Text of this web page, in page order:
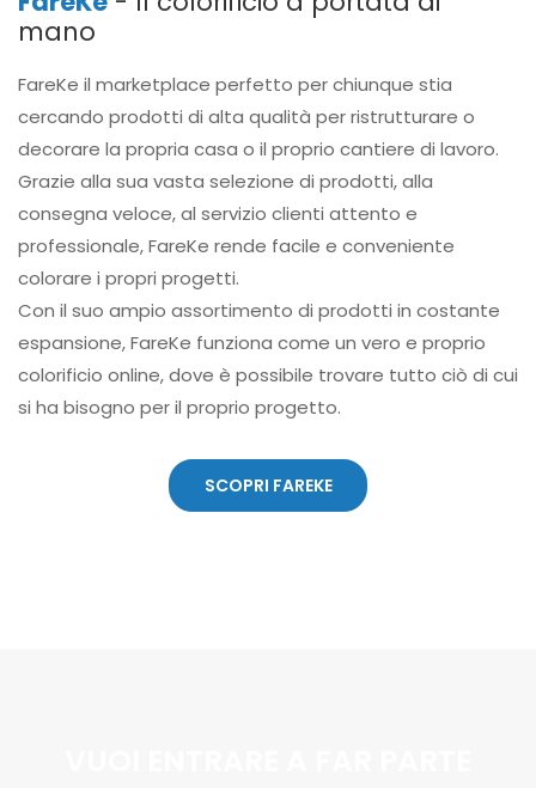
mano
FareKe il marketplace perfetto per chiunque stia
cercando prodotti di alta qualità per ristrutturare o
decorare la propria casa o il proprio cantiere di lavoro.
Grazie alla sua vasta selezione di prodotti, alla
consegna veloce, al servizio clienti attento e
professionale, FareKe rende facile e conveniente
colorare i propri progetti.
Con il suo ampio assortimento di prodotti in costante
espansione, FareKe funziona come un vero e proprio
colorificio online, dove è possibile trovare tutto ciò di cui
si ha bisogno per il proprio progetto.
SCOPRI FAREKE